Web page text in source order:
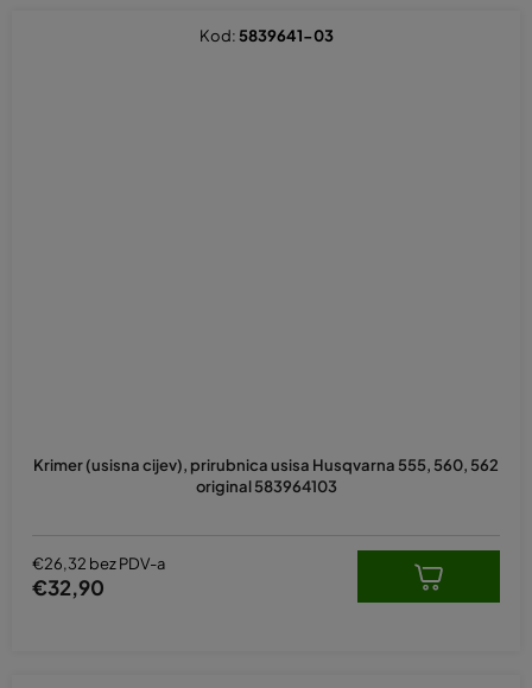
Krimer (usisna cijev), prirubnica usisa Husqvarna 555, 560, 562
original 583964103
€26,32 bez PDV-a
€32,90
Kod: 5839641-03